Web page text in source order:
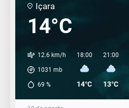
Içara
14°C
12.6 km/h
1031 mb
69 %
18:00
14°C
21:00
13°C